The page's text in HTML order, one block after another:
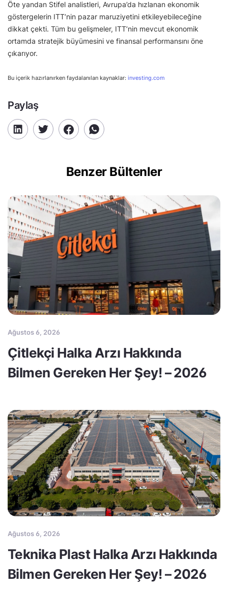
Öte yandan Stifel analistleri, Avrupa’da hızlanan ekonomik
göstergelerin ITT’nin pazar maruziyetini etkileyebileceğine
dikkat çekti. Tüm bu gelişmeler, ITT’nin mevcut ekonomik
ortamda stratejik büyümesini ve finansal performansını öne
çıkarıyor.
Bu içerik hazırlanırken faydalanılan kaynaklar: investing.com
Paylaş
Benzer Bültenler
Ağustos 6, 2026
Çitlekçi Halka Arzı Hakkında
Bilmen Gereken Her Şey! – 2026
Ağustos 6, 2026
Teknika Plast Halka Arzı Hakkında
Bilmen Gereken Her Şey! – 2026